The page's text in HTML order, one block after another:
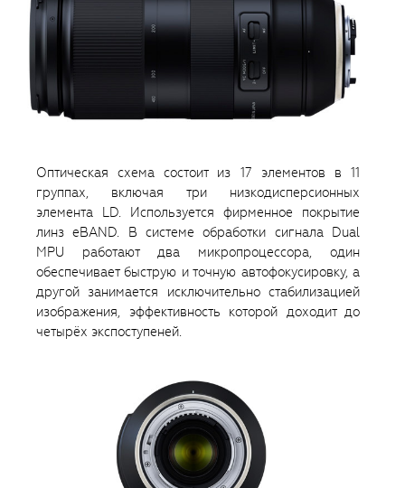
Оптическая схема состоит из 17 элементов в 11
группах, включая три низкодисперсионных
элемента LD. Используется фирменное покрытие
линз eBAND. В системе обработки сигнала Dual
MPU работают два микропроцессора, один
обеспечивает быструю и точную автофокусировку, а
другой занимается исключительно стабилизацией
изображения, эффективность которой доходит до
четырёх экспоступеней.